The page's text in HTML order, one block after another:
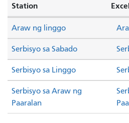
Station
Serbisyo sa Sabado
Serbisyo sa Linggo
Araw ng linggo
Serbisyo sa Araw ng
Paaralan